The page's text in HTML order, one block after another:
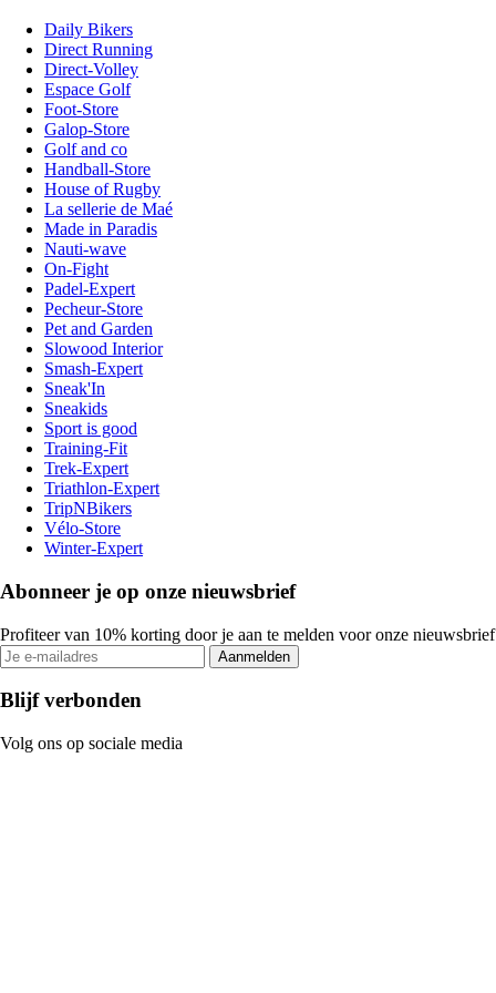
Daily Bikers
Direct Running
Direct-Volley
Espace Golf
Foot-Store
Galop-Store
Golf and co
Handball-Store
House of Rugby
La sellerie de Maé
Made in Paradis
Nauti-wave
On-Fight
Padel-Expert
Pecheur-Store
Pet and Garden
Slowood Interior
Smash-Expert
Sneak'In
Sneakids
Sport is good
Training-Fit
Trek-Expert
Triathlon-Expert
TripNBikers
Vélo-Store
Winter-Expert
Abonneer je op onze nieuwsbrief
Profiteer van 10% korting door je aan te melden voor onze nieuwsbrief
Aanmelden
Blijf verbonden
Volg ons op sociale media